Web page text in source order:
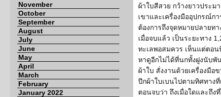
November
October
September
August
July
June
May
April
March
February
January 2022
ผ้าใบสีสวย กว้างยาวประ
เขาและเครื่องมืออุปกรณ์ก
ต้องการถึงจุดหมายปลายท
เมื่อจบแล้ว เป็นระยะทาง
ทะเลพอสมควร เห็นแต่ตอ
หาดูอีกไม่ได้ที่นกทั้งฝูงนับ
ผ้าใบ สั่งงานด้วยเครื่องมื
ปีกผ้าใบเบนไปตามทิศทาง
ตอนจบว่า ถึงเมื่อใดและถึง